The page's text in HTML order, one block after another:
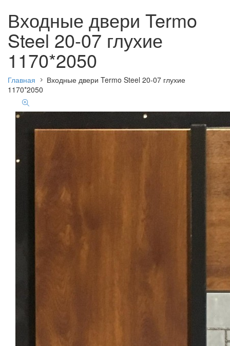
Входные двери Termo
Steel 20-07 глухие
1170*2050
Главная
Входные двери Termo Steel 20-07 глухие
1170*2050